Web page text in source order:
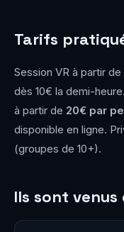
Tarifs
Session VR à partir
dès 10€ la demi-
à partir de 20€ par
disponible en ligne.
(groupes de 10+).
Ils sont venus